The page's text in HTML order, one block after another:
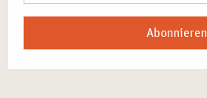
Abonnieren